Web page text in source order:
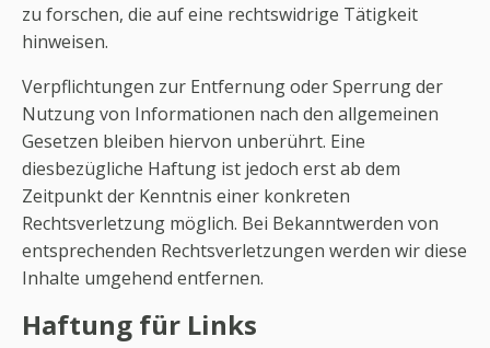
zu forschen, die auf eine rechtswidrige Tätigkeit
hinweisen.
Verpflichtungen zur Entfernung oder Sperrung der
Nutzung von Informationen nach den allgemeinen
Gesetzen bleiben hiervon unberührt. Eine
diesbezügliche Haftung ist jedoch erst ab dem
Zeitpunkt der Kenntnis einer konkreten
Rechtsverletzung möglich. Bei Bekanntwerden von
entsprechenden Rechtsverletzungen werden wir diese
Inhalte umgehend entfernen.
Haftung für Links